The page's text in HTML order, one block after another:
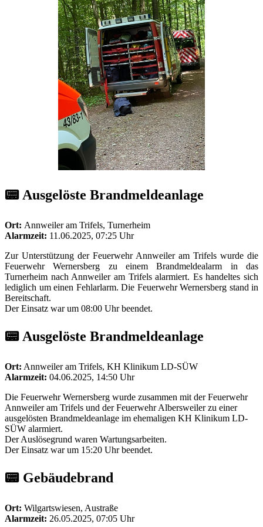
📟 Ausgelöste Brandmeldeanlage
Ort: Annweiler am Trifels, Turnerheim
Alarmzeit: 11.06.2025, 07:25 Uhr
Zur Unterstützung der Feuerwehr Annweiler am Trifels wurde die
Feuerwehr Wernersberg zu einem Brandmeldealarm in das
Turnerheim nach Annweiler am Trifels alarmiert. Es handeltes sich
lediglich um einen Fehlarlarm. Die Feuerwehr Wernersberg stand in
Bereitschaft.
Der Einsatz war um 08:00 Uhr beendet.
📟 Ausgelöste Brandmeldeanlage
Ort: Annweiler am Trifels, KH Klinikum LD-SÜW
Alarmzeit: 04.06.2025, 14:50 Uhr
Die Feuerwehr Wernersberg wurde zusammen mit der Feuerwehr
Annweiler am Trifels und der Feuerwehr Albersweiler zu einer
ausgelösten Brandmeldeanlage im ehemaligen KH Klinikum LD-
SÜW alarmiert.
Der Auslösegrund waren Wartungsarbeiten.
Der Einsatz war um 15:20 Uhr beendet.
📟 Gebäudebrand
Ort: Wilgartswiesen, Austraße
Alarmzeit: 26.05.2025, 07:05 Uhr